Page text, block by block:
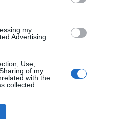
my
Advertising.
Use,
of my
with the
collected.
η εικόνα, συνεχίζεται η
της Κρήτης
Υπηρέτησε την τέχνη